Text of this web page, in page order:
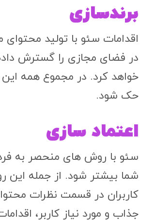
برندسازی
اقدامات سئو با تولید
در فضای مجازی را گسترش
خواهد کرد. در مجموع همه این
حک شود.
اعتماد سازی
سئو با روش های منحصر به
شما بیشتر شود. از جمله این
کاربران در قسمت نظرات
جذاب و مورد نیاز کاربر،